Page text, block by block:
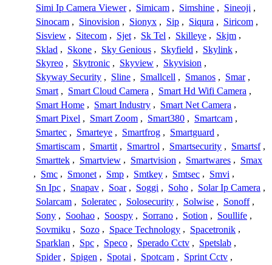
Simi Ip Camera Viewer , Simicam , Simshine , Sineoji ,
Sinocam , Sinovision , Sionyx , Sip , Siqura , Siricom ,
Sisview , Sitecom , Sjet , Sk Tel , Skilleye , Skjm ,
Sklad , Skone , Sky Genious , Skyfield , Skylink ,
Skyreo , Skytronic , Skyview , Skyvision ,
Skyway Security , Sline , Smallcell , Smanos , Smar ,
Smart , Smart Cloud Camera , Smart Hd Wifi Camera ,
Smart Home , Smart Industry , Smart Net Camera ,
Smart Pixel , Smart Zoom , Smart380 , Smartcam ,
Smartec , Smarteye , Smartfrog , Smartguard ,
Smartiscam , Smartit , Smartrol , Smartsecurity , Smartsf ,
Smarttek , Smartview , Smartvision , Smartwares , Smax
, Smc , Smonet , Smp , Smtkey , Smtsec , Smvi ,
Sn Ipc , Snapav , Soar , Soggi , Soho , Solar Ip Camera ,
Solarcam , Soleratec , Solosecurity , Solwise , Sonoff ,
Sony , Soohao , Soospy , Sorrano , Sotion , Soullife ,
Sovmiku , Sozo , Space Technology , Spacetronik ,
Sparklan , Spc , Speco , Sperado Cctv , Spetslab ,
Spider , Spigen , Spotai , Spotcam , Sprint Cctv ,